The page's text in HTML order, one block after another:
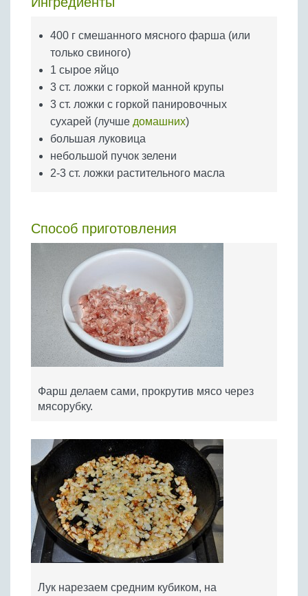
Бобовые
Крупы
400 г смешанного мясного фарша (или
только свиного)
1 сырое яйцо
3 ст. ложки с горкой манной крупы
3 ст. ложки с горкой панировочных
сухарей (лучше домашних)
большая луковица
небольшой пучок зелени
2-3 ст. ложки растительного масла
Способ приготовления
Фарш делаем сами, прокрутив мясо через
мясорубку.
Лук нарезаем средним кубиком, на